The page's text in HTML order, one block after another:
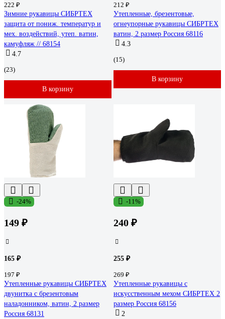
222 ₽
Зимние рукавицы СИБРТЕХ
защита от пониж. температур и
мех. воздействий, утеп. ватин,
камуфляж // 68154
4.7
(23)
В корзину
212 ₽
Утепленные, брезентовые,
огнеупорные рукавицы СИБРТЕХ
ватин, 2 размер Россия 68116
4.3
(15)
В корзину
-24%
149 ₽
165 ₽
197 ₽
Утепленные рукавицы СИБРТЕХ
двунитка с брезентовым
наладонником, ватин, 2 размер
Россия 68131
-11%
240 ₽
255 ₽
269 ₽
Утепленные рукавицы с
искусственным мехом СИБРТЕХ 2
размер Россия 68156
2